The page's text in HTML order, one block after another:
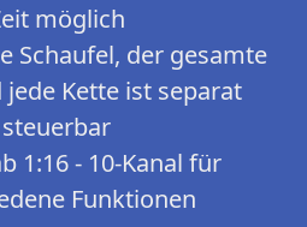
möglich
Schaufel, der gesamte
Kette ist separat
steuerbar
1:16 - 10-Kanal für
Funktionen